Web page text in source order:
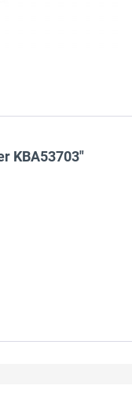
KBA53703"